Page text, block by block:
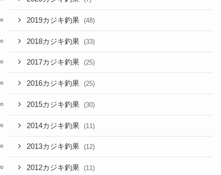
2019カジキ釣果 (48)
2018カジキ釣果 (33)
2017カジキ釣果 (25)
2016カジキ釣果 (25)
2015カジキ釣果 (30)
2014カジキ釣果 (11)
2013カジキ釣果 (12)
2012カジキ釣果 (11)